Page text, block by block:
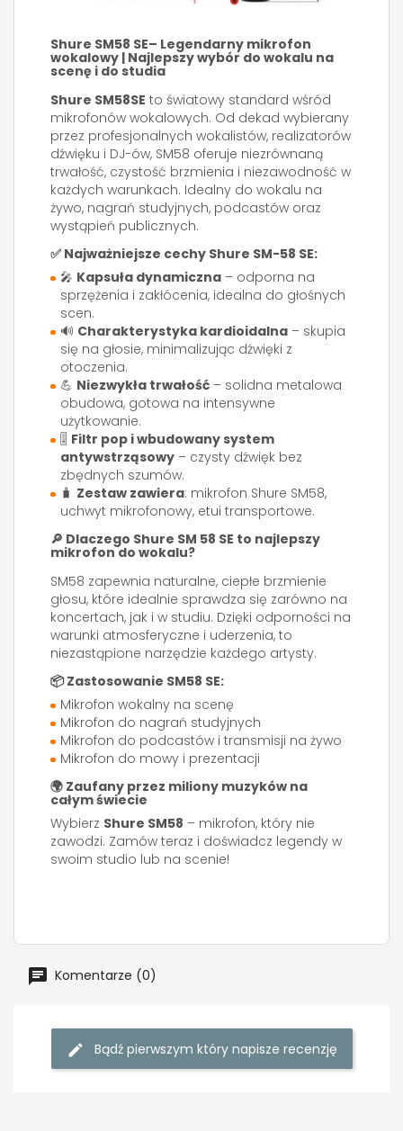
Shure SM58 SE– Legendarny mikrofon
wokalowy | Najlepszy wybór do wokalu na
scenę i do studia
Shure SM58SE to światowy standard wśród
mikrofonów wokalowych. Od dekad wybierany
przez profesjonalnych wokalistów, realizatorów
dźwięku i DJ-ów, SM58 oferuje niezrównaną
trwałość, czystość brzmienia i niezawodność w
każdych warunkach. Idealny do wokalu na
żywo, nagrań studyjnych, podcastów oraz
wystąpień publicznych.
✅ Najważniejsze cechy Shure SM-58 SE:
🎤 Kapsuła dynamiczna – odporna na
sprzężenia i zakłócenia, idealna do głośnych
scen.
🔊 Charakterystyka kardioidalna – skupia
się na głosie, minimalizując dźwięki z
otoczenia.
💪 Niezwykła trwałość – solidna metalowa
obudowa, gotowa na intensywne
użytkowanie.
🎚 Filtr pop i wbudowany system
antywstrząsowy – czysty dźwięk bez
zbędnych szumów.
🧳 Zestaw zawiera: mikrofon Shure SM58,
uchwyt mikrofonowy, etui transportowe.
🔎 Dlaczego Shure SM 58 SE to najlepszy
mikrofon do wokalu?
SM58 zapewnia naturalne, ciepłe brzmienie
głosu, które idealnie sprawdza się zarówno na
koncertach, jak i w studiu. Dzięki odporności na
warunki atmosferyczne i uderzenia, to
niezastąpione narzędzie każdego artysty.
📦Zastosowanie SM58 SE:
Mikrofon wokalny na scenę
Mikrofon do nagrań studyjnych
Mikrofon do podcastów i transmisji na żywo
Mikrofon do mowy i prezentacji
🌍 Zaufany przez miliony muzyków na
całym świecie
Wybierz Shure SM58 – mikrofon, który nie
zawodzi. Zamów teraz i doświadcz legendy w
swoim studio lub na scenie!
Komentarze (0)
Bądź pierwszym który napisze recenzję